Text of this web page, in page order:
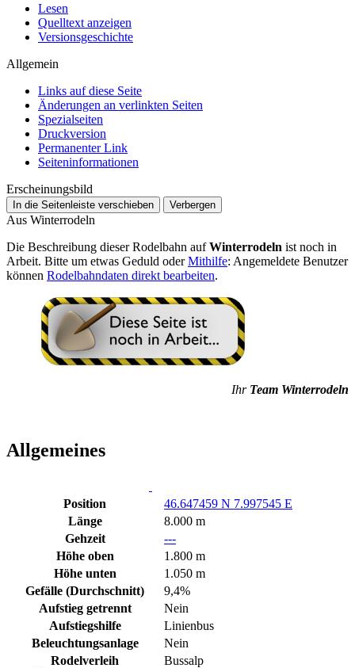
Lesen
Quelltext anzeigen
Versionsgeschichte
Allgemein
Links auf diese Seite
Änderungen an verlinkten Seiten
Spezialseiten
Druckversion
Permanenter Link
Seiten­­informationen
Erscheinungsbild
In die Seitenleiste verschieben Verbergen
Aus Winterrodeln
Die Beschreibung dieser Rodelbahn aufWinterrodeln ist noch in
Arbeit. Bitte um etwas Geduld oderMithilfe: Angemeldete Benutzer
können Rodelbahndaten direkt bearbeiten.
Ihr Team Winterrodeln
Allgemeines
Position
46.647459 N 7.997545 E
Länge
8.000 m
Gehzeit
---
Höhe oben
1.800 m
Höhe unten
1.050 m
Gefälle (Durchschnitt)
9,4%
Aufstieg getrennt
Nein
Aufstiegshilfe
Linienbus
Beleuchtungsanlage
Nein
Rodelverleih
Bussalp